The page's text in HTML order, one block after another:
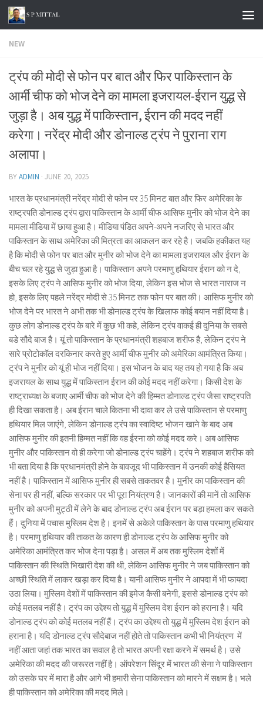
Skip to content
NEW
ट्रंप की मोदी से फोन पर बात और फिर पाकिस्तान के
आर्मी चीफ को भोज देने का मामला इजरायल-ईरान युद्ध से
जुड़ा है। अब युद्ध में पाकिस्तान, ईरान की मदद नहीं
करेगा। नरेंद्र मोदी और डोनाल्ड ट्रंप ने पुराना राग
अलापा।
BYADMIN · JUNE 20, 2025
भारत के प्रधानमंत्री नरेंद्र मोदी से फोन पर 35 मिनट बात और फिर अमेरिका के
राष्ट्रपति डोनाल्ड ट्रंप द्वारा पाकिस्तान के आर्मी चीफ आसिफ मुनीर को भोज देने का
मामला मीडिया में छाया हुआ है। मीडिया पंडित अपने-अपने नजरिए से भारत और
पाकिस्तान के साथ अमेरिका की मित्रता का आकलन कर रहे है। जबकि हकीकत यह
है कि मोदी से फोन पर बात और मुनीर को भोज देने का मामला इजरायल और ईरान के
बीच चल रहे युद्ध से जुड़ा हुआ है। पाकिस्तान अपने परमाणु हथियार ईरान को न दे,
इसके लिए ट्रंप ने आसिफ मुनीर को भोज दिया, लेकिन इस भोज से भारत नाराज न
हो, इसके लिए पहले नरेंद्र मोदी से 35 मिनट तक फोन पर बात की। आसिफ मुनीर को
भोज देने पर भारत ने अभी तक भी डोनाल्ड ट्रंप के खिलाफ कोई बयान नहीं दिया है।
कुछ लोग डोनाल्ड ट्रंप के बारे में कुछ भी कहे, लेकिन ट्रंप वाकई ही दुनिया के सबसे
बडे सौदे बाज है। यूं तो पाकिस्तान के प्रधानमंत्री शहबाज शरीफ है, लेकिन ट्रंप ने
सारे प्रोटोकॉल दरकिनार करते हुए आर्मी चीफ मुनीर को अमेरिका आमंत्रित किया।
ट्रंप ने मुनीर को यूं ही भोज नहीं दिया। इस भोजन के बाद यह तय हो गया है कि अब
इजरायल के साथ युद्ध में पाकिस्तान ईरान की कोई मदद नहीं करेगा। किसी देश के
राष्ट्राध्यक्ष के बजाए आर्मी चीफ को भोज देने की हिम्मत डोनाल्ड ट्रंप जैसा राष्ट्रपति
ही दिखा सकता है। अब ईरान चाले कितना भी दावा कर ले उसे पाकिस्तान से परमाणु
हथियार मिल जाएंगे, लेकिन डोनाल्ड ट्रंप का स्वादिष्ट भोजन खाने के बाद अब
आसिफ मुनीर की इतनी हिम्मत नहीं कि वह ईरना को कोई मदद करे। अब आसिफ
मुनीर और पाकिस्तान वो ही करेगा जो डोनाल्ड ट्रंप चाहेंगे। ट्रंप ने शहबाज शरीफ को
भी बता दिया है कि प्रधानमंत्री होने के बावजूद भी पाकिस्तान में उनकी कोई हैसियत
नहीं है। पाकिस्तान में आसिफ मुनीर ही सबसे ताकतवर है। मुनीर का पाकिस्तान की
सेना पर ही नहीं, बल्कि सरकार पर भी पूरा नियंत्रण है। जानकारों की मानें तो आसिफ
मुनीर को अपनी मुट्ठी में लेने के बाद डोनाल्ड ट्रंप अब ईरान पर बड़ा हमला कर सकते
हैं। दुनिया में पचास मुस्लिम देश है। इनमें से अकेले पाकिस्तान के पास परमाणु हथियार
है। परमाणु हथियार की ताकत के कारण ही डोनाल्ड ट्रंप के आसिफ मुनीर को
अमेरिका आमंत्रित कर भोज देना पड़ा है। असल में अब तक मुस्लिम देशों में
पाकिस्तान की स्थिति भिखारी देश की थी, लेकिन आसिफ मुनीर ने जब पाकिस्तान को
अच्छी स्थिति में लाकर खड़ा कर दिया है। यानी आसिफ मुनीर ने आपदा में भी फायदा
उठा लिया। मुस्लिम देशों में पाकिस्तान की इमेज कैसी बनेगी, इससे डोनाल्ड ट्रंप को
कोई मतलब नहीं है। ट्रंप का उद्देश्य तो युद्ध में मुस्लिम देश ईरान को हराना है। यदि
डोनाल्ड ट्रंप को कोई मतलब नहीं हैं। ट्रंप का उद्देश्य तो युद्ध में मुस्लिम देश ईरान को
हराना है। यदि डोनाल्ड ट्रंप सौदेबाज नहीं होते तो पाकिस्तान कभी भी नियंत्रण में
नहीं आता जहां तक भारत का सवाल है तो भारत अपनी रक्षा करने में समर्थ है। उसे
अमेरिका की मदद की जरूरत नहीं है। ऑपरेशन सिंदूर में भारत की सेना ने पाकिस्तान
को उसके घर में मारा है और आगे भी हमारी सेना पाकिस्तान को मारने में सक्षम है। भले
ही पाकिस्तान को अमेरिका की मदद मिले।